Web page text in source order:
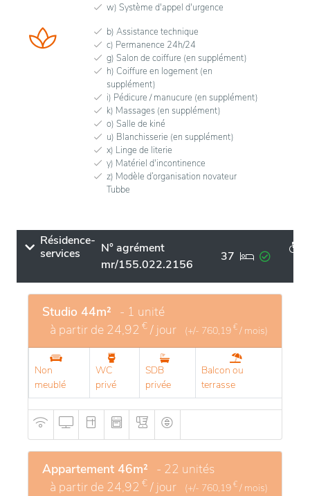
w) Système d'appel d'urgence
b) Assistance technique
c) Permanence 24h/24
g) Salon de coiffure (en supplément)
h) Coiffure en logement (en
supplément)
i) Pédicure / manucure (en supplément)
k) Massages (en supplément)
o) Salle de kiné
u) Blanchisserie (en supplément)
x) Linge de literie
y) Matériel d'incontinence
z) Modèle d’organisation novateur
Tubbe
Résidence-
services
N° agrément
mr/155.022.2156
37
Studio 44m² - 1 unité
à partir de 24,92 € / jour (+/- 760,19 € / mois)
Non
meublé
WC
privé
SDB
privée
Balcon ou
terrasse
Appartement 46m² - 22 unités
à partir de 24,92 € / jour (+/- 760,19 € / mois)